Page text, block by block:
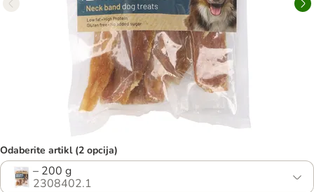
Odaberite artikl (2 opcija)
– 200 g
2308402.1